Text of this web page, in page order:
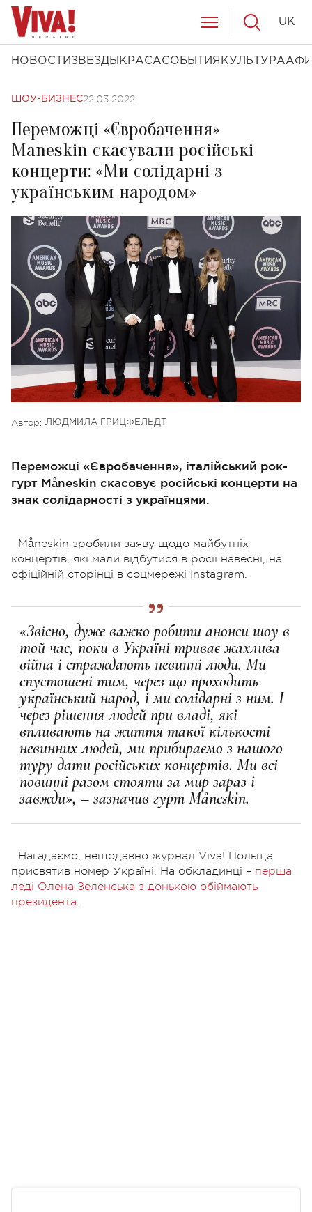
НОВОСТИ ЗВЕЗДЫ КРАСАСОБЫТИЯ КУЛЬТУРА
UK
ШОУ-БИЗНЕС22.03.2022
Переможці «Євробачення»
Maneskin скасували російські
концерти: «Ми солідарні з
українським народом»
Автор: ЛЮДМИЛА ГРИЦФЕЛЬДТ
Переможці «Євробачення», італійський рок-
гурт Måneskin скасовує російські концерти на
знак солідарності з українцями.
Måneskin зробили заяву щодо майбутніх
концертів, які мали відбутися в росії навесні, на
офіційній сторінці в соцмережі Instagram.
«Звісно, дуже важко робити анонси шоу в
той час, поки в Україні триває жахлива
війна і страждають невинні люди. Ми
спустошені тим, через що проходить
український народ, і ми солідарні з ним. І
через рішення людей при владі, які
впливають на життя такої кількості
невинних людей, ми прибираємо з нашого
туру дати російських концертів. Ми всі
повинні разом стояти за мир зараз і
завжди», – зазначив гурт Måneskin.
Нагадаємо, нещодавно журнал Viva! Польща
присвятив номер Україні. На обкладинці – перша
леді Олена Зеленська з донькою обіймають
президента.